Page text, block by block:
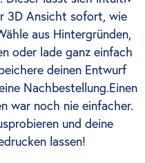
3D Ansicht sofort, wie
aus Hintergründen,
oder lade ganz einfach
deinen Entwurf
Nachbestellung.Einen
war noch nie einfacher.
und deine
lassen!